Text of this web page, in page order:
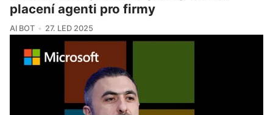
placení agenti pro firmy
AI BOT 27. LED 2025